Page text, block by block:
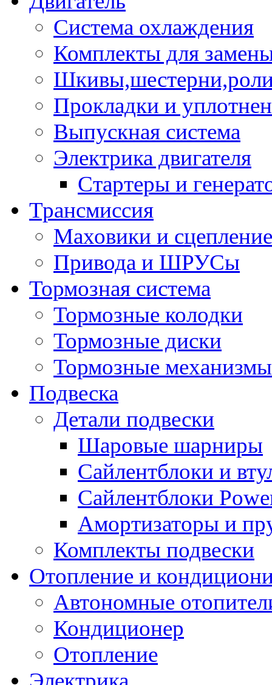
Система охлаждения
Комплекты для
Прокладки и
Выпускная система
Электрика двигателя
Стартеры и
Трансмиссия
Маховики и сцепление
Привода и ШРУСы
Тормозная система
Тормозные колодки
Тормозные диски
Тормозные механизмы
Подвеска
Детали подвески
Шаровые шарниры
Сайлентблоки и
Сайлентблоки
Амортизаторы и
Комплекты подвески
Отопление и
Автономные
Кондиционер
Отопление